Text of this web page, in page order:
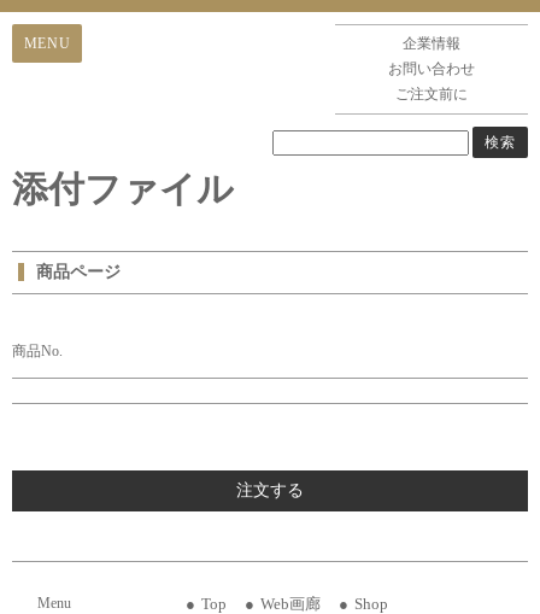
企業情報
お問い合わせ
ご注文前に
添付ファイル
商品ページ
商品No.
注文する
Menu Top Web画廊
Shop